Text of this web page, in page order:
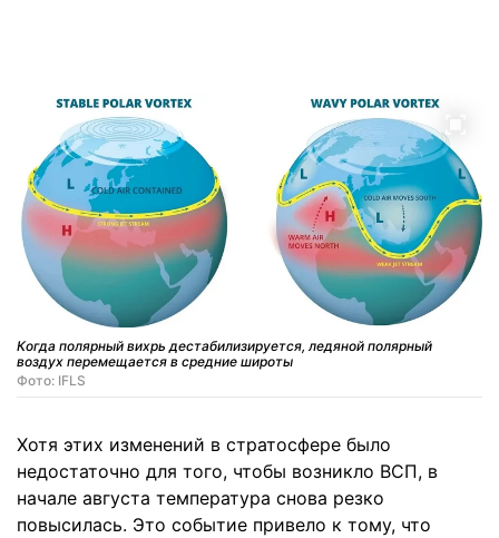
Когда полярный вихрь дестабилизируется, ледяной полярный
воздух перемещается в средние широты
Фото: IFLS
Хотя этих изменений в стратосфере было
недостаточно для того, чтобы возникло ВСП, в
начале августа температура снова резко
повысилась. Это событие привело к тому, что